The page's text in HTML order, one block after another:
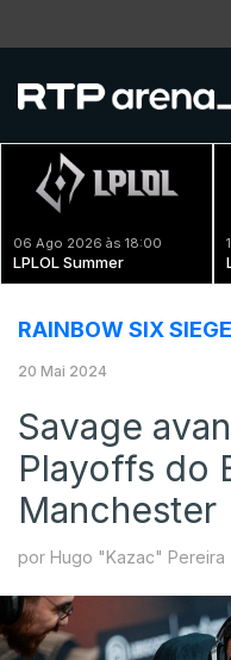
06 Ago 2026 às 18:00
LPLOL Summer
RAINBOW SIX SIEGE
20 Mai 2024
Savage
Playoffs do
Manchester
por Hugo "Kazac" Pereira